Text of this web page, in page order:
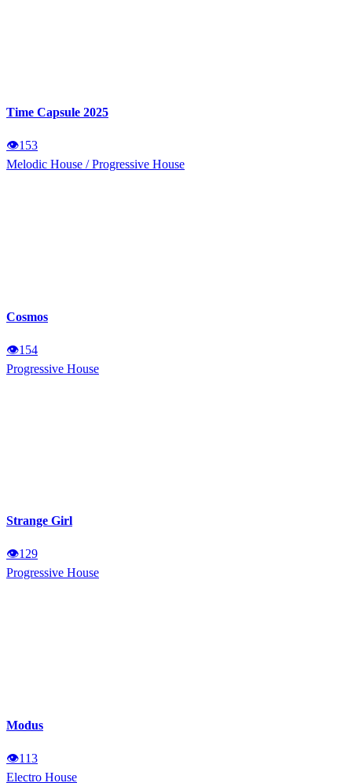
Time Capsule 2025
👁153
Melodic House / Progressive House
Cosmos
👁154
Progressive House
Strange Girl
👁129
Progressive House
Modus
👁113
Electro House